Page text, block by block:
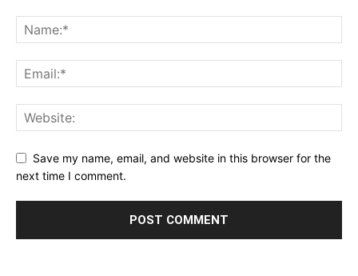
Save my name, email, and website in this browser for the
next time I comment.